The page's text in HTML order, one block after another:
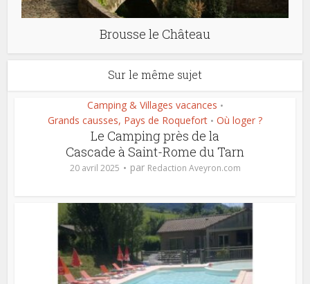
Brousse le Château
Sur le même sujet
Camping & Villages vacances •
Grands causses, Pays de Roquefort • Où loger ?
Le Camping près de la
Cascade à Saint-Rome du Tarn
20 avril 2025 par Redaction Aveyron.com